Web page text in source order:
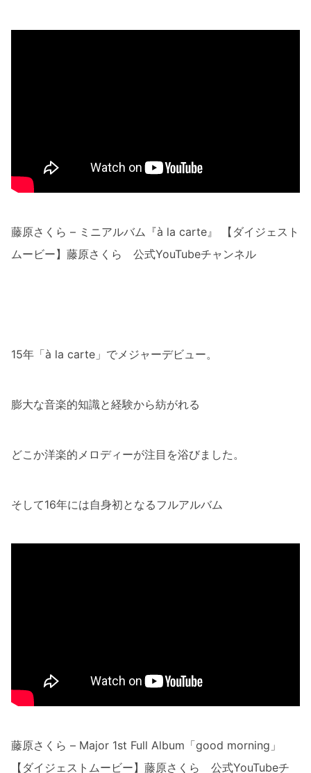
藤原さくら – ミニアルバム『à la carte』 【ダイジェスト
ムービー】藤原さくら 公式YouTubeチャンネル
15年「à la carte」でメジャーデビュー。
膨大な音楽的知識と経験から紡がれる
どこか洋楽的メロディーが注目を浴びました。
そして16年には自身初となるフルアルバム
藤原さくら – Major 1st Full Album「good morning」
【ダイジェストムービー】藤原さくら 公式YouTubeチ